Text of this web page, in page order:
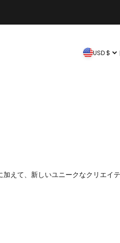
USD $
えて、新しいユニークなクリエイ